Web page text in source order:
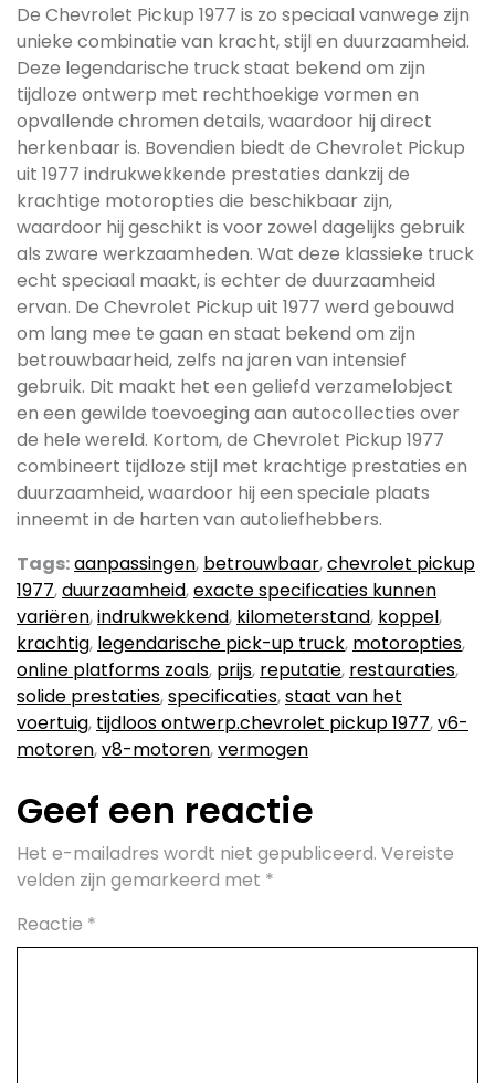
De Chevrolet Pickup 1977 is zo speciaal vanwege zijn
unieke combinatie van kracht, stijl en duurzaamheid.
Deze legendarische truck staat bekend om zijn
tijdloze ontwerp met rechthoekige vormen en
opvallende chromen details, waardoor hij direct
herkenbaar is. Bovendien biedt de Chevrolet Pickup
uit 1977 indrukwekkende prestaties dankzij de
krachtige motoropties die beschikbaar zijn,
waardoor hij geschikt is voor zowel dagelijks gebruik
als zware werkzaamheden. Wat deze klassieke truck
echt speciaal maakt, is echter de duurzaamheid
ervan. De Chevrolet Pickup uit 1977 werd gebouwd
om lang mee te gaan en staat bekend om zijn
betrouwbaarheid, zelfs na jaren van intensief
gebruik. Dit maakt het een geliefd verzamelobject
en een gewilde toevoeging aan autocollecties over
de hele wereld. Kortom, de Chevrolet Pickup 1977
combineert tijdloze stijl met krachtige prestaties en
duurzaamheid, waardoor hij een speciale plaats
inneemt in de harten van autoliefhebbers.
Tags:aanpassingen, betrouwbaar,chevrolet pickup
1977,duurzaamheid,exacte specificaties kunnen
variëren,indrukwekkend, kilometerstand, koppel,
krachtig, legendarische pick-up truck, motoropties,
online platforms zoals, prijs, reputatie, restauraties,
solide prestaties,specificaties,staat van het
voertuig, tijdloos ontwerp.chevrolet pickup 1977,v6-
motoren,v8-motoren,vermogen
Geef een reactie
Het e-mailadres wordt niet gepubliceerd. Vereiste
velden zijn gemarkeerd met *
Reactie *